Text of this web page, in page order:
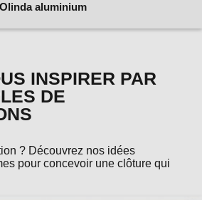
Olinda aluminium
INSPIRER PAR
DE
? Découvrez nos idées
pour concevoir une clôture qui